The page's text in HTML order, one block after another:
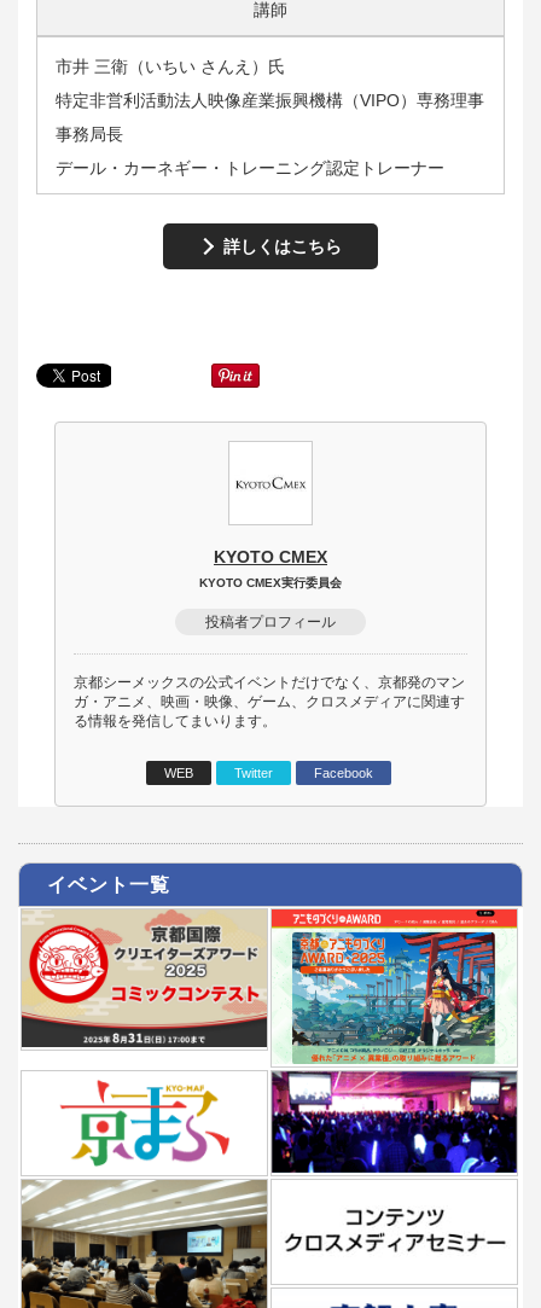
講師
市井 三衛（いちい さんえ）氏
特定非営利活動法人映像産業振興機構（VIPO）専務理事
事務局長
デール・カーネギー・トレーニング認定トレーナー
詳しくはこちら
KYOTO CMEX
KYOTO CMEX実行委員会
投稿者プロフィール
京都シーメックスの公式イベントだけでなく、京都発のマン
ガ・アニメ、映画・映像、ゲーム、クロスメディアに関連す
る情報を発信してまいります。
WEB Twitter Facebook
イベント一覧